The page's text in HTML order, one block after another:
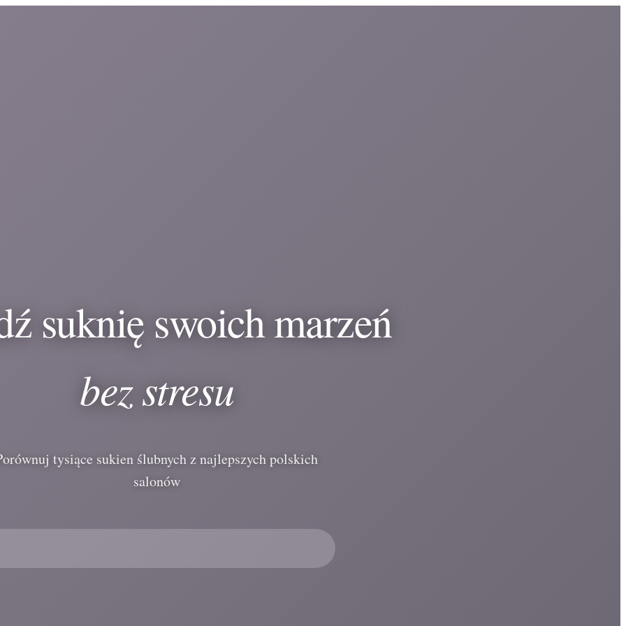
suknię swoich marzeń
bez stresu
tysiące sukien ślubnych z najlepszych polskich
salonów